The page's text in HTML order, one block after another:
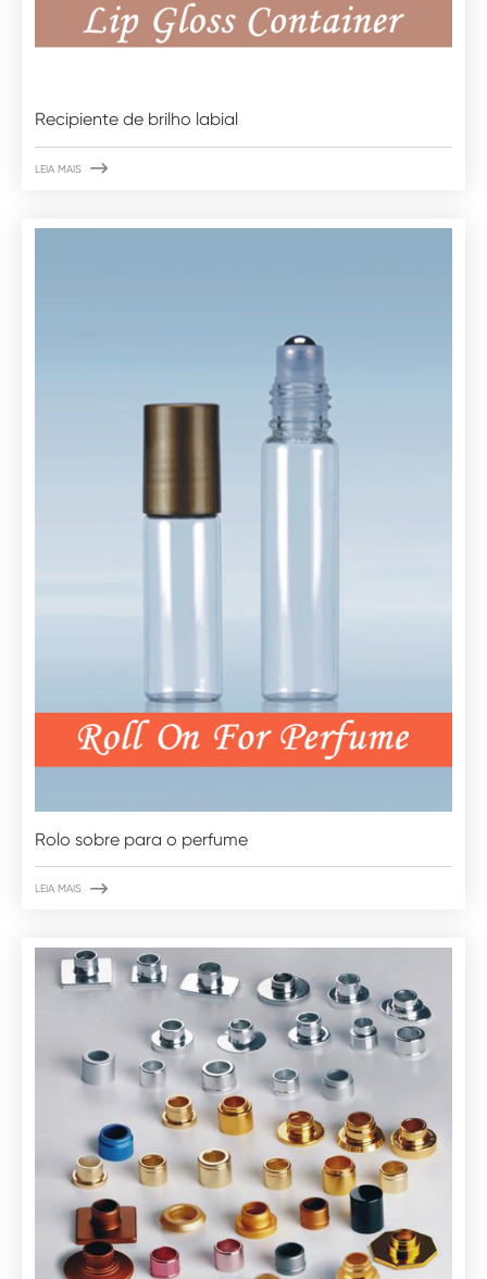
Recipiente de brilho labial
LEIA MAIS 
Rolo sobre para o perfume
LEIA MAIS 